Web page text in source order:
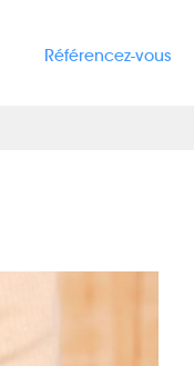
Référencez-vous